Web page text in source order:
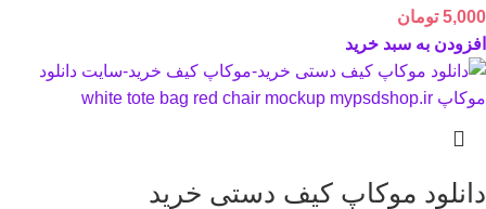
5,000 تومان
افزودن به سبد خرید
دانلود موکاپ کیف دستی خرید